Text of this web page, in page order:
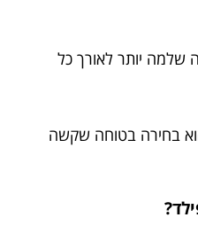
שלמה יותר לאורך כל
בחירה בטוחה שקשה